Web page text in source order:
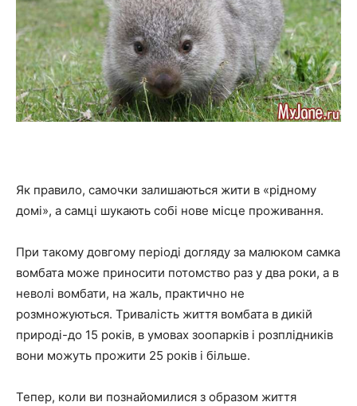
Як правило, самочки залишаються жити в «рідному
домі», а самці шукають собі нове місце проживання.
При такому довгому періоді догляду за малюком самка
вомбата може приносити потомство раз у два роки, а в
неволі вомбати, на жаль, практично не
розмножуються. Тривалість життя вомбата в дикій
природі-до 15 років, в умовах зоопарків і розплідників
вони можуть прожити 25 років і більше.
Тепер, коли ви познайомилися з образом життя